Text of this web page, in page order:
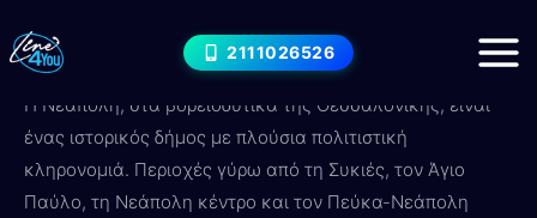
στο
περιεχόμενο
2111026526
Internet στο Νεάπολη Θεσ/νίκης
— Nova Πακέτα & Τιμές 2026
Η Νεάπολη, στα βορειοδυτικά της Θεσσαλονίκης, είναι
ένας ιστορικός δήμος με πλούσια πολιτιστική
κληρονομιά. Περιοχές γύρω από τη Συκιές, τον Άγιο
Παύλο, τη Νεάπολη κέντρο και τον Πεύκα-Νεάπολη